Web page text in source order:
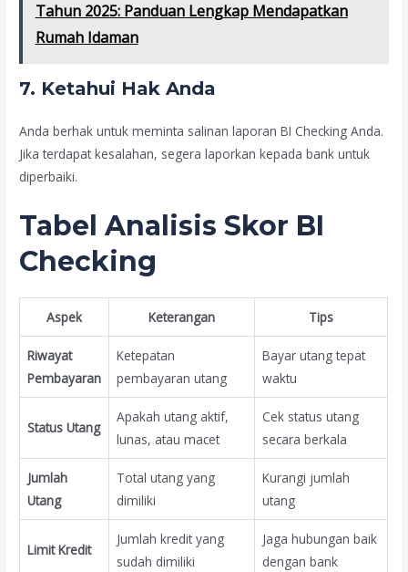
Tahun 2025: Panduan Lengkap Mendapatkan
Rumah Idaman
7. Ketahui Hak Anda
Anda berhak untuk meminta salinan laporan BI Checking Anda.
Jika terdapat kesalahan, segera laporkan kepada bank untuk
diperbaiki.
Tabel Analisis Skor BI
Checking
Aspek Keterangan Tips
Riwayat
Pembayaran
Ketepatan
pembayaran utang
Bayar utang tepat
waktu
Status Utang
Apakah utang aktif,
lunas, atau macet
Cek status utang
secara berkala
Jumlah
Utang
Total utang yang
dimiliki
Kurangi jumlah
utang
Limit Kredit
Jumlah kredit yang
sudah dimiliki
Jaga hubungan baik
dengan bank